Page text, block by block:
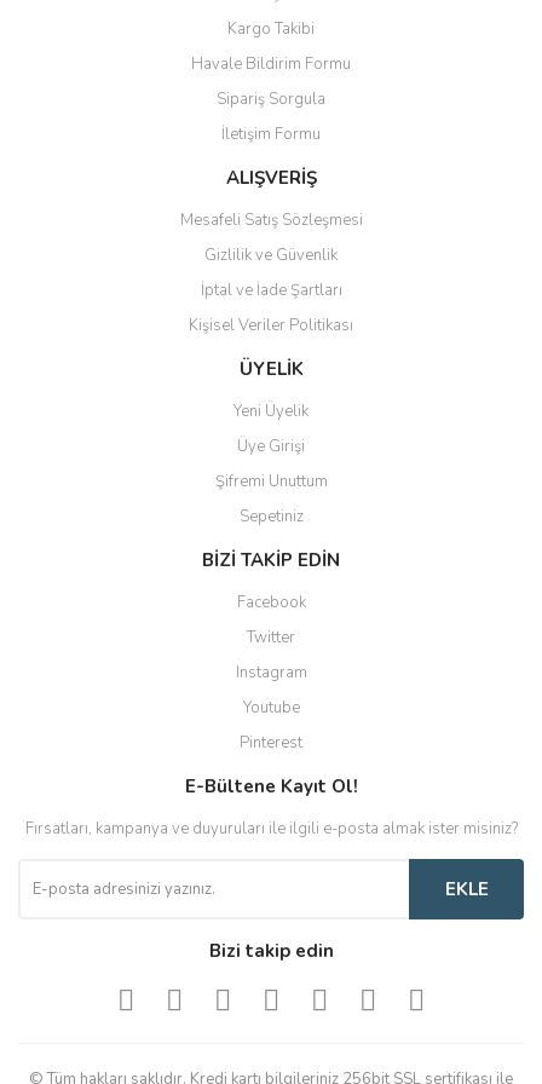
Yorum Yaz
Ürün resmi kalitesiz, bozuk veya görüntülenemiyor.
Ürün açıklamasında eksik bilgiler bulunuyor.
Ürün bilgilerinde hatalar bulunuyor.
Ürün fiyatı diğer sitelerden daha pahalı.
Bu ürüne benzer farklı alternatifler olmalı.
Gönder
Kargo Takibi
Havale Bildirim Formu
Sipariş Sorgula
İletişim Formu
ALIŞVERİŞ
Mesafeli Satış Sözleşmesi
Gizlilik ve Güvenlik
İptal ve İade Şartları
Kişisel Veriler Politikası
ÜYELİK
Yeni Üyelik
Üye Girişi
Şifremi Unuttum
Sepetiniz
BİZİ TAKİP EDİN
Facebook
Twitter
Instagram
Youtube
Pinterest
E-Bültene Kayıt Ol!
Fırsatları, kampanya ve duyuruları ile ilgili e-posta almak ister misiniz?
EKLE
Bizi takip edin
© Tüm hakları saklıdır. Kredi kartı bilgileriniz 256bit SSL sertifikası ile